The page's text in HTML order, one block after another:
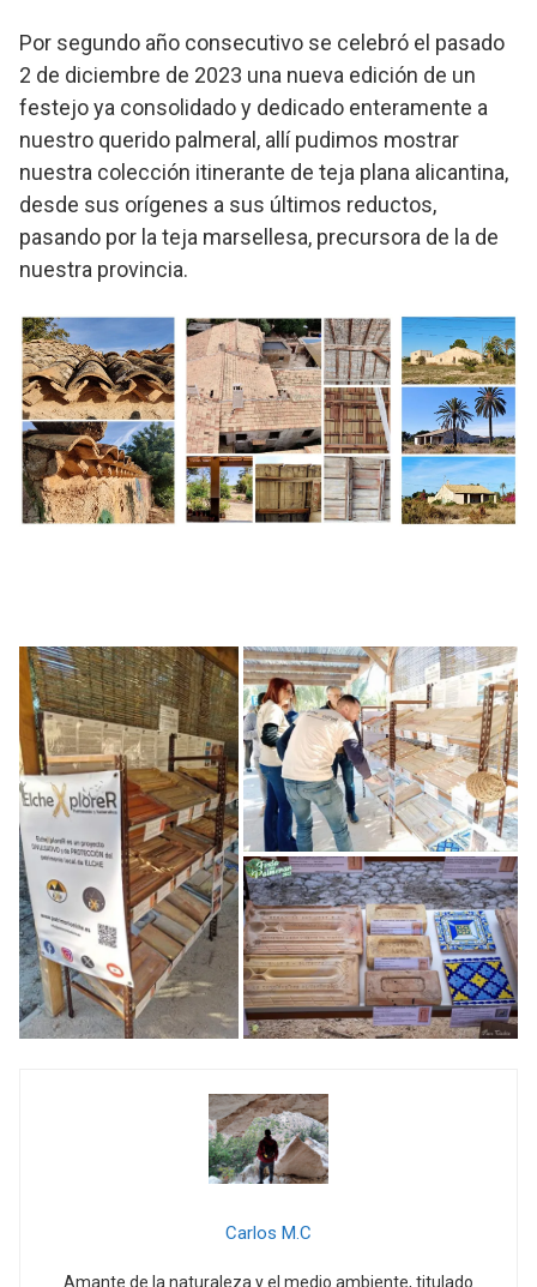
Por segundo año consecutivo se celebró el pasado
2 de diciembre de 2023 una nueva edición de un
festejo ya consolidado y dedicado enteramente a
nuestro querido palmeral, allí pudimos mostrar
nuestra colección itinerante de teja plana alicantina,
desde sus orígenes a sus últimos reductos,
pasando por la teja marsellesa, precursora de la de
nuestra provincia.
Carlos M.C
Amante de la naturaleza y el medio ambiente, titulado